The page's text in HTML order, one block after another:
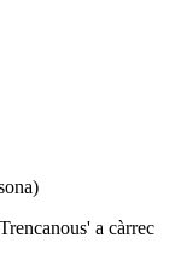
a càrrec